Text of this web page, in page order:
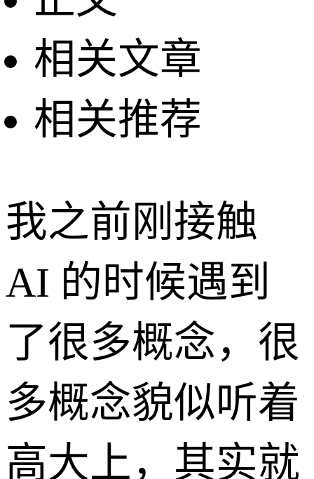
相关文章
相关推荐
我之前刚接触
AI 的时候遇到
了很多概念，很
多概念貌似听着
高大上，其实就